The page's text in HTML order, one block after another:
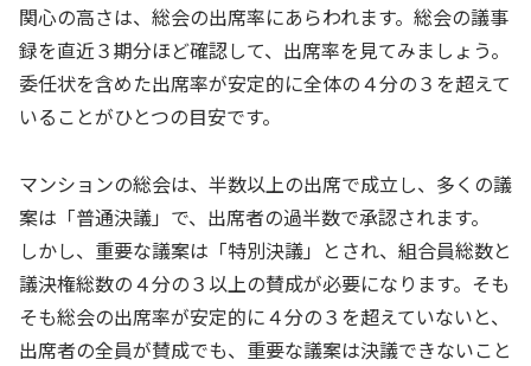
関心の高さは、総会の出席率にあらわれます。総会の議事
録を直近３期分ほど確認して、出席率を見てみましょう。
委任状を含めた出席率が安定的に全体の４分の３を超えて
いることがひとつの目安です。
マンションの総会は、半数以上の出席で成立し、多くの議
案は「普通決議」で、出席者の過半数で承認されます。
しかし、重要な議案は「特別決議」とされ、組合員総数と
議決権総数の４分の３以上の賛成が必要になります。そも
そも総会の出席率が安定的に４分の３を超えていないと、
出席者の全員が賛成でも、重要な議案は決議できないこと